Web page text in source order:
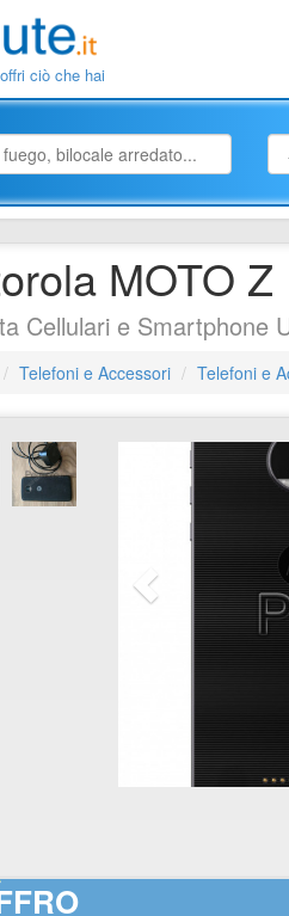
ciò che hai
MOTO Z
Cellulari e Smartphone
Telefoni e Accessori Telefoni e